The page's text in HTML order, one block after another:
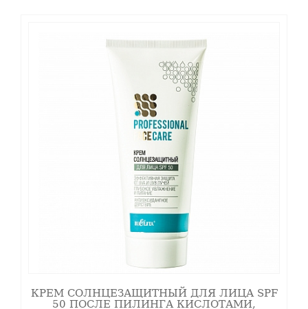
КРЕМ СОЛНЦЕЗАЩИТНЫЙ ДЛЯ ЛИЦА SPF
50 ПОСЛЕ ПИЛИНГА КИСЛОТАМИ,